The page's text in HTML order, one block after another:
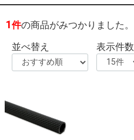
1件の商品がみつかりました。
並べ替え
表示件数